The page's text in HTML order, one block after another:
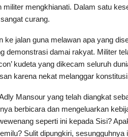
mengkhianati. Dalam satu
curang.
jalan guna melawan apa yang
demonstrasi damai rakyat. Militer
kudeta yang dikecam seluruh
karena nekat melanggar
Mansour yang telah diangkat
berbicara dan mengeluarkan
seperti ini kepada Sisi?
Sulit dipungkiri, sesungguhnya